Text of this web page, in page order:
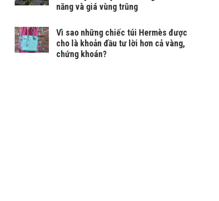
năng và giá vùng trũng
Vì sao những chiếc túi Hermès được
cho là khoản đầu tư lời hơn cả vàng,
chứng khoán?